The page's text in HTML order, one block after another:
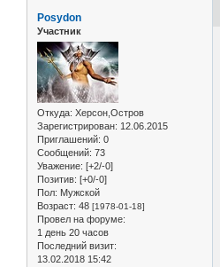
Posydon
Участник
Откуда: Херсон,Остров
Зарегистрирован: 12.06.2015
Приглашений: 0
Сообщений: 73
Уважение: [+2/-0]
Позитив: [+0/-0]
Пол: Мужской
Возраст: 48 [1978-01-18]
Провел на форуме:
1 день 20 часов
Последний визит:
13.02.2018 15:42